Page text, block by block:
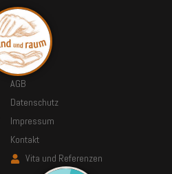
AGB
Datenschutz
Impressum
Kontakt
Vita und Referenzen